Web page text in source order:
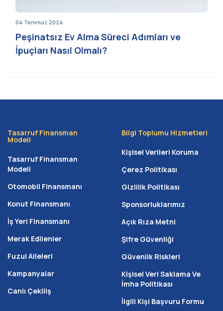
04 Temmuz 2024
Peşinatsız Ev Alma Süreci Adımları ve
İpuçları Nasıl Olmalı?
Tasarruf Finansman
Modeli
Tasarruf Finansman
Modeli
Otomobil Finansmanı
Konut Finansmanı
İş Yeri Finansmanı
Merak Edilenler
Fuzul Aileleri
Kampanyalar
Canlı Çekiliş
Bilgi Toplumu Hizmetleri
Kişisel Verileri Koruma
Çerez Politikası
Gizlilik Politikası
Sponsorluklarımız
Açık Rıza Metni
Şifre Güvenliği
Güvenlik Riskleri
Kişisel Veri Saklama Ve
İmha Politikası
İlgili Kişi Başvuru Formu